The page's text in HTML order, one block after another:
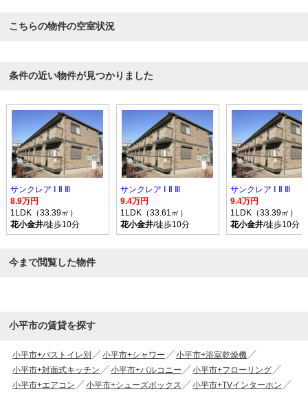
こちらの物件の空室状況
条件の近い物件が見つかりました
サンクレア Ⅰ Ⅱ Ⅲ
8.9万円
1LDK（33.39㎡）
花小金井/徒歩10分
サンクレア Ⅰ Ⅱ Ⅲ
9.4万円
1LDK（33.61㎡）
花小金井/徒歩10分
サンクレア Ⅰ Ⅱ Ⅲ
9.4万円
1LDK（33.39㎡）
花小金井/徒歩10分
今まで閲覧した物件
小平市の賃貸を探す
小平市+バストイレ別 小平市+シャワー
小平市+浴室乾燥機
小平市+対面式キッチン
小平市+バルコニー
小平市+フローリング
小平市+エアコン
小平市+シューズボックス
小平市+TVインターホン